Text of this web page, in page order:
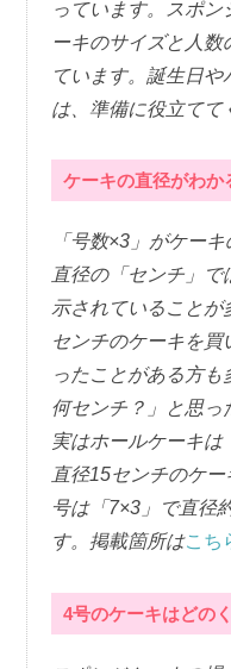
っています。スポ
ーキのサイズと人数
ています。誕生日
は、準備に役立てて
ケーキの直径がわ
「号数×3」がケー
直径の「センチ」
示されていることが
センチのケーキを
ったことがある方
何センチ？」と思っ
実はホールケーキは
直径15センチのケ
号は「7×3」で直径
す。掲載箇所はこち
4号のケーキはどの